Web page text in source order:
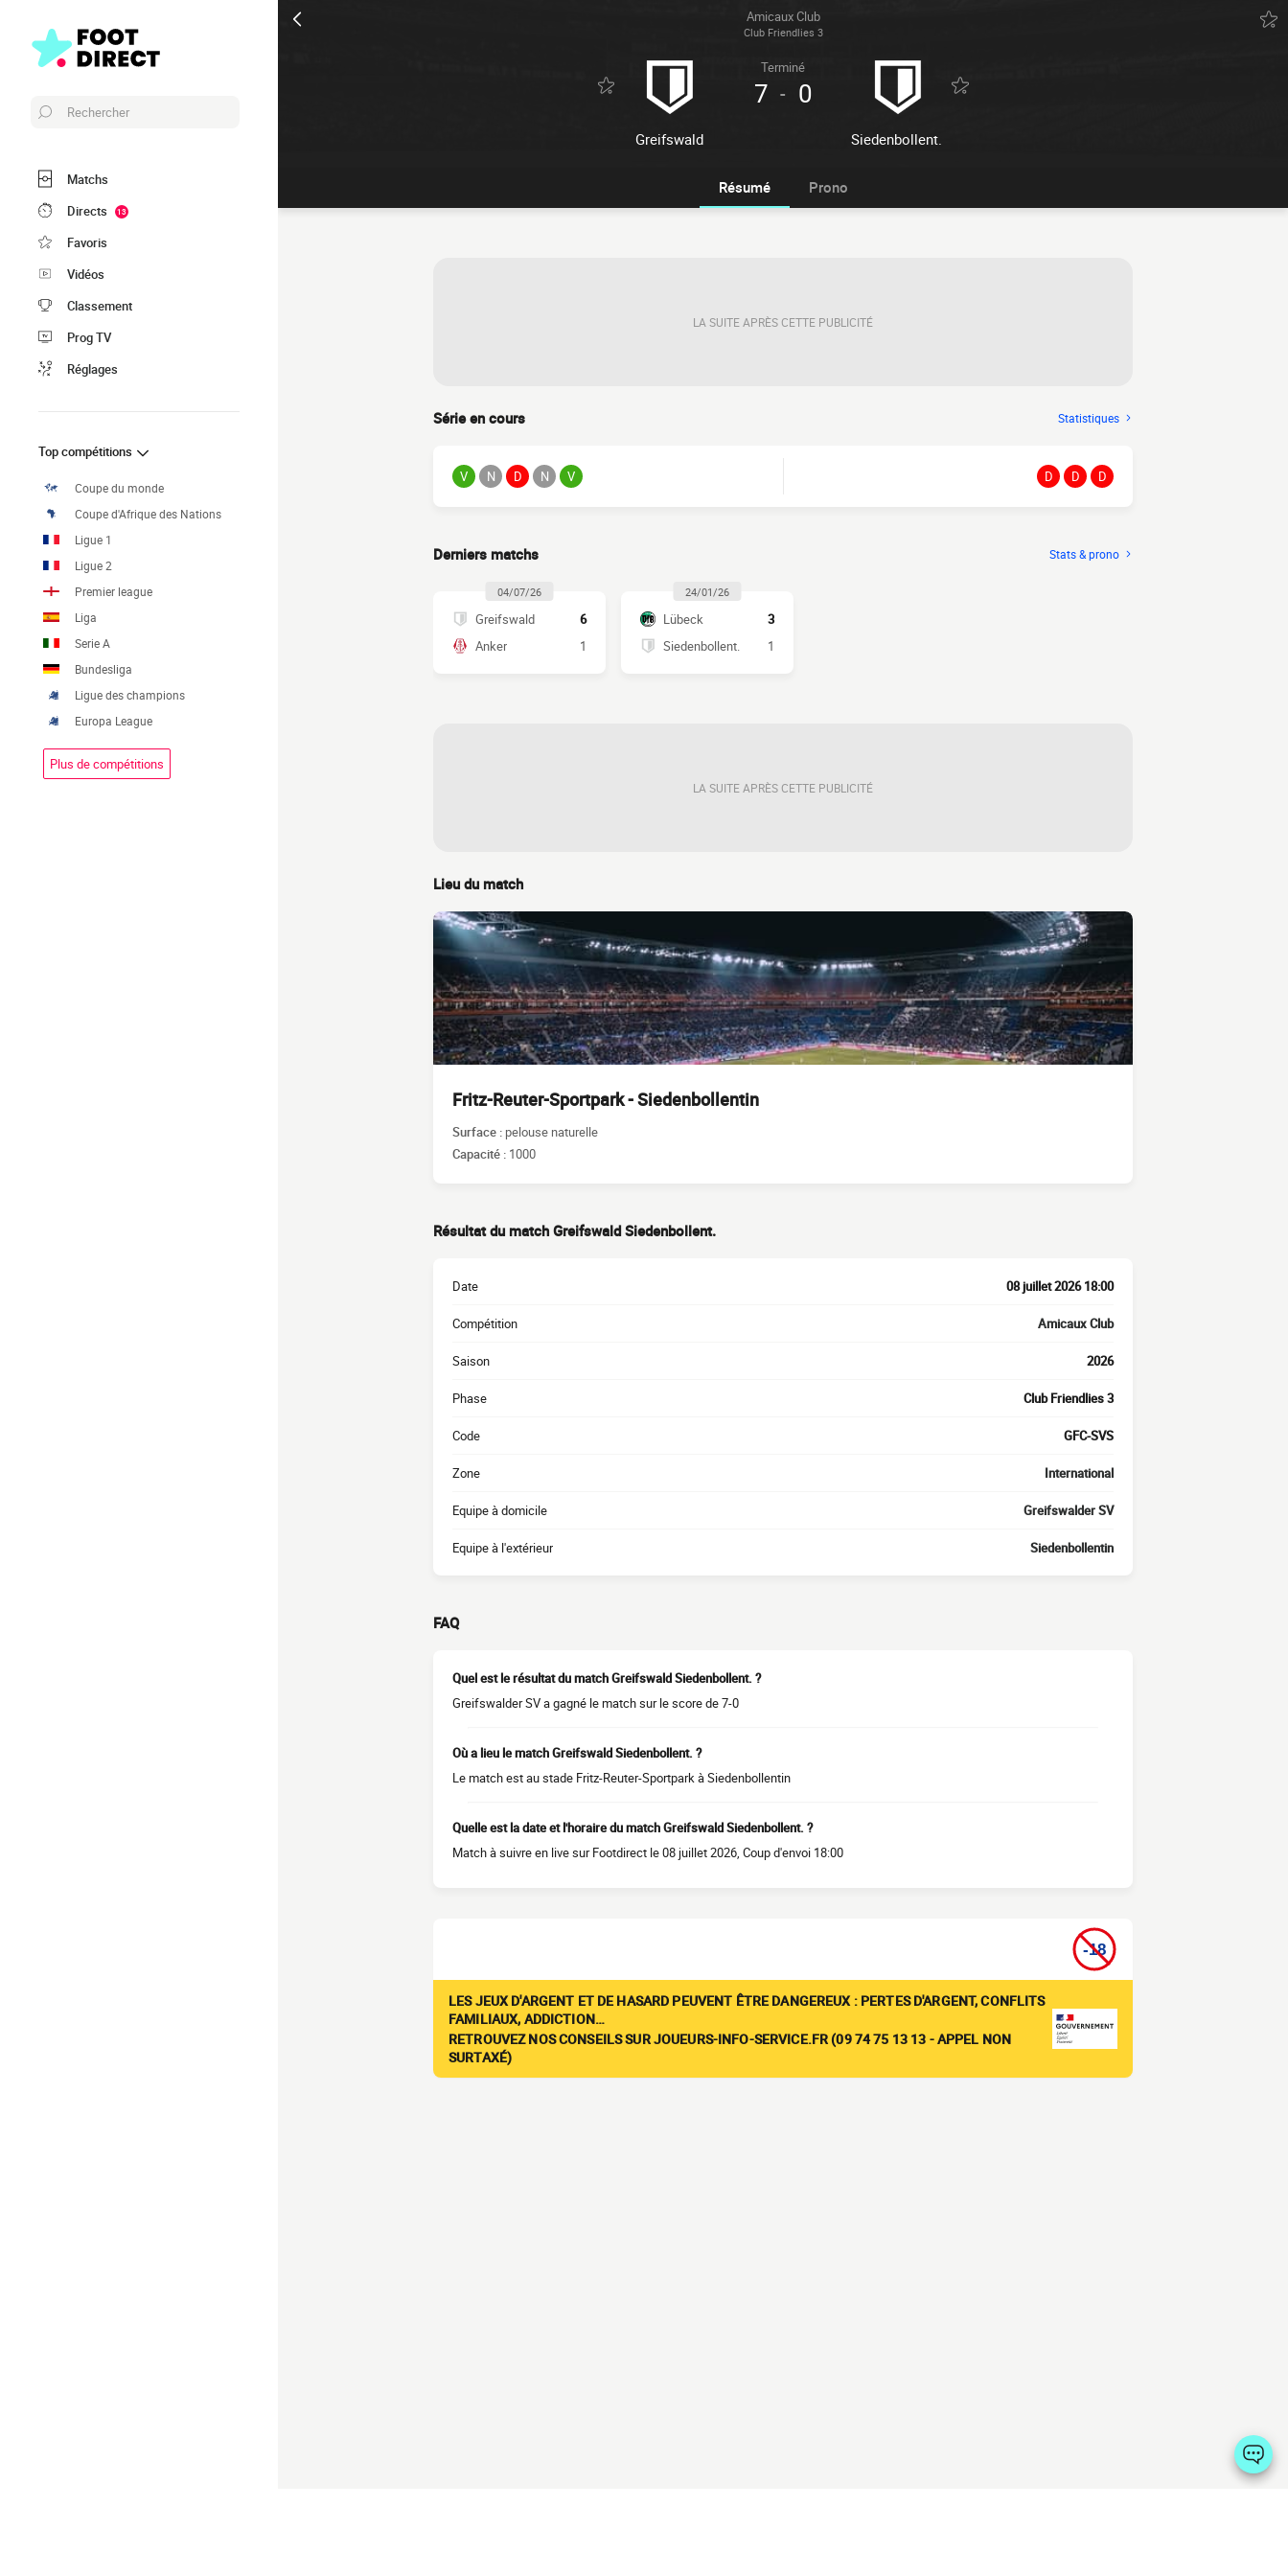
Amicaux Club
Club Friendlies 3
Greifswald
Terminé
7 - 0
Siedenbollent.
Rechercher
Matchs
Directs
13
Favoris
Vidéos
Classement
Prog TV
Réglages
Top compétitions
Coupe du monde
Coupe d'Afrique des Nations
Ligue 1
Ligue 2
Premier league
Liga
Serie A
Bundesliga
Ligue des champions
Europa League
Plus de compétitions
Résumé Prono
LA SUITE APRÈS CETTE PUBLICITÉ
Série en cours Statistiques
V N D N V D D D
Derniers matchs Stats & prono
04/07/26
Greifswald
6
Anker
1
24/01/26
Lübeck
3
Siedenbollent.
1
LA SUITE APRÈS CETTE PUBLICITÉ
Lieu du match
Fritz-Reuter-Sportpark - Siedenbollentin
Surface : pelouse naturelle
Capacité : 1000
Résultat du match Greifswald Siedenbollent.
Date 08 juillet 2026 18:00
Compétition Amicaux Club
Saison 2026
Phase Club Friendlies 3
Code GFC-SVS
Zone International
Equipe à domicile Greifswalder SV
Equipe à l'extérieur Siedenbollentin
FAQ
Quel est le résultat du match Greifswald Siedenbollent. ?
Greifswalder SV a gagné le match sur le score de 7-0
Où a lieu le match Greifswald Siedenbollent. ?
Le match est au stade Fritz-Reuter-Sportpark à Siedenbollentin
Quelle est la date et l'horaire du match Greifswald Siedenbollent. ?
Match à suivre en live sur Footdirect le 08 juillet 2026, Coup d'envoi 18:00
LES JEUX D'ARGENT ET DE HASARD PEUVENT ÊTRE DANGEREUX : PERTES D'ARGENT, CONFLITS
FAMILIAUX, ADDICTION…
RETROUVEZ NOS CONSEILS SUR JOUEURS-INFO-SERVICE.FR (09 74 75 13 13 - APPEL NON
SURTAXÉ)